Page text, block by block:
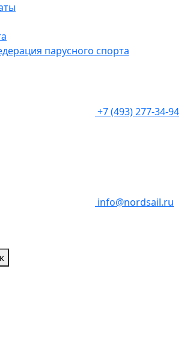
парусного спорта
+7 (493) 277-34-94
info@nordsail.ru